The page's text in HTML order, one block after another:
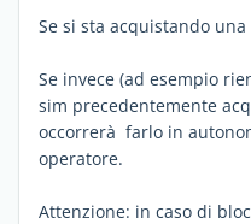
Se si sta acquistando
Se invece (ad esempio
sim precedentemente
occorrerà farlo in
operatore.
Attenzione: in caso di